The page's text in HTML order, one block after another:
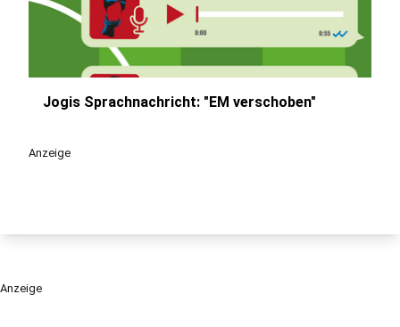
Jogis Sprachnachricht: "EM verschoben"
Anzeige
Anzeige